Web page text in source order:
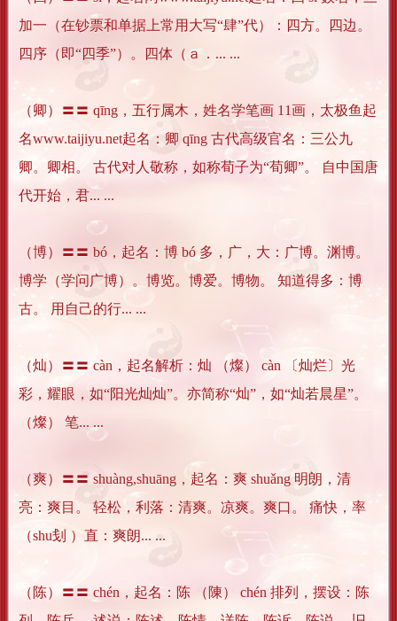
加一（在钞票和单据上常用大写“肆”代）：四方。四边。
四序（即“四季”）。四体（ａ．... ...
（卿）〓〓 qīng，五行属木，姓名学笔画 11画，太极鱼起
名www.taijiyu.net起名：卿 qīng 古代高级官名：三公九
卿。卿相。 古代对人敬称，如称荀子为“荀卿”。 自中国唐
代开始，君... ...
（博）〓〓 bó，起名：博 bó 多，广，大：广博。渊博。
博学（学问广博）。博览。博爱。博物。 知道得多：博
古。 用自己的行... ...
（灿）〓〓 càn，起名解析：灿 （燦） càn 〔灿烂〕光
彩，耀眼，如“阳光灿灿”。亦简称“灿”，如“灿若晨星”。
（燦） 笔... ...
（爽）〓〓 shuàng,shuāng，起名：爽 shuǎng 明朗，清
亮：爽目。 轻松，利落：清爽。凉爽。爽口。 痛快，率
（shu刬 ）直：爽朗... ...
（陈）〓〓 chén，起名：陈 （陳） chén 排列，摆设：陈